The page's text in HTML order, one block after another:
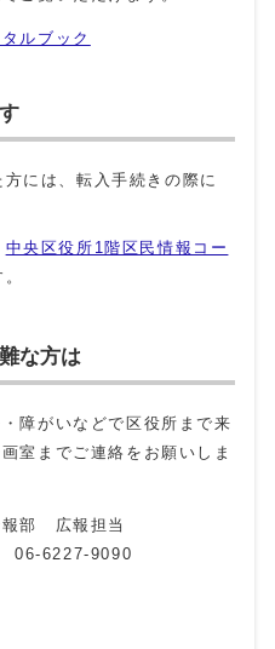
ルブック
には、転入手続きの際に
中央区役所1階区民情報コー
な方は
障がいなどで区役所まで来
室までご連絡をお願いしま
部 広報担当
6227-9090